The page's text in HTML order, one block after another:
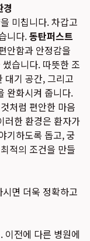
경
미칩니다. 차갑고
니다.동탄퍼스트
안함과 안정감을
습니다. 따뜻한 조
대기 공간, 그리고
완화시켜 줍니다.
처럼 편안한 마음
러한 환경은 환자가
기하도록 돕고, 궁
적의 조건을 만들
면 더욱 정확하고
이전에 다른 병원에